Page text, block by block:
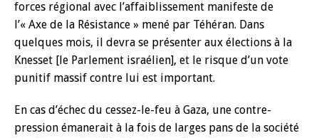
forces régional avec l’affaiblissement manifeste de
l’« Axe de la Résistance » mené par Téhéran. Dans
quelques mois, il devra se présenter aux élections à la
Knesset [le Parlement israélien], et le risque d’un vote
punitif massif contre lui est important.
En cas d’échec du cessez-le-feu à Gaza, une contre-
pression émanerait à la fois de larges pans de la société